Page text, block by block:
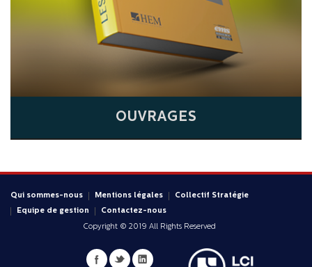
OUVRAGES
Qui sommes-nous Mentions légales
Collectif Stratégie
Equipe de gestion
Contactez-nous
Copyright © 2019 All Rights Reserved